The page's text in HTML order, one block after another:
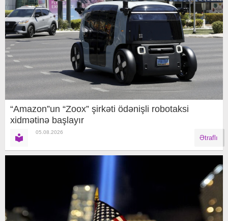
“Amazon”un “Zoox” şirkəti ödənişli robotaksi
xidmətinə başlayır
05.08.2026
Ətraflı